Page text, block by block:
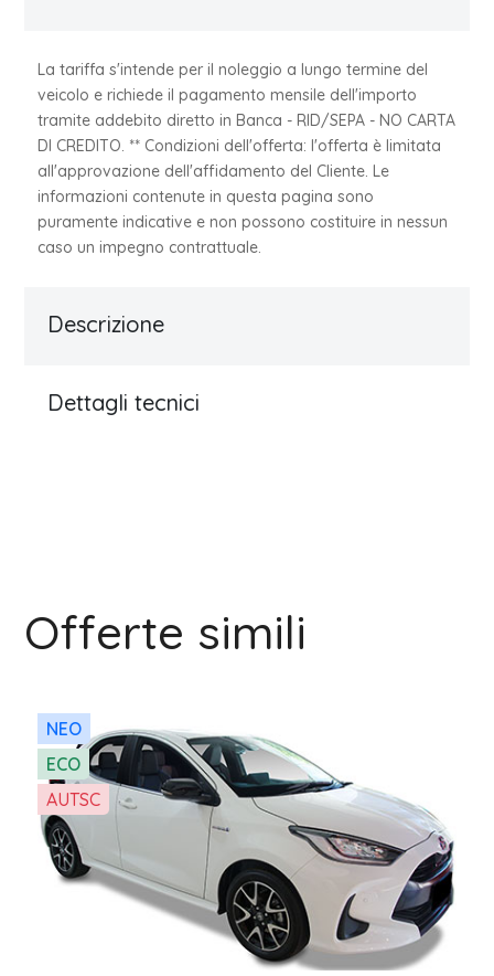
La tariffa s'intende per il noleggio a lungo termine del
veicolo e richiede il pagamento mensile dell'importo
tramite addebito diretto in Banca - RID/SEPA - NO CARTA
DI CREDITO. ** Condizioni dell'offerta: l'offerta è limitata
all'approvazione dell'affidamento del Cliente. Le
informazioni contenute in questa pagina sono
puramente indicative e non possono costituire in nessun
caso un impegno contrattuale.
Descrizione
Dettagli tecnici
Offerte simili
NEO
ECO
AUTSC